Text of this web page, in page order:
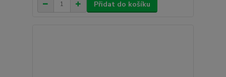
Přidat do košíku